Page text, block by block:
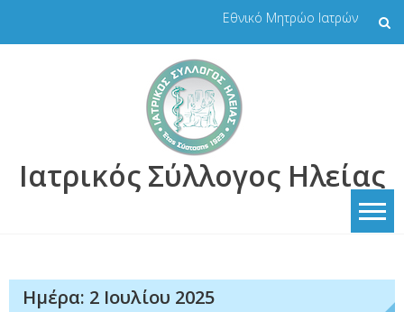
Εθνικό Μητρώο Ιατρών
Ιατρικός Σύλλογος Ηλείας
Ημέρα: 2 Ιουλίου 2025